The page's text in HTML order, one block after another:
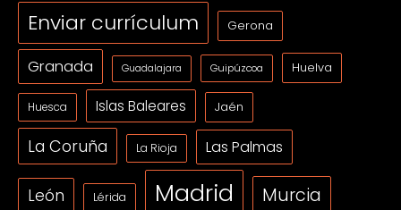
Enviar currículum Gerona
Granada Guadalajara Guipúzcoa Huelva
Huesca Islas Baleares Jaén
La Coruña La Rioja Las Palmas
León Lérida Madrid Murcia